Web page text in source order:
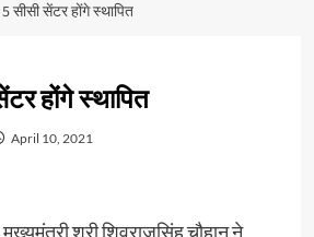
सीसी सेंटर होंगे स्थापित
होंगे स्थापित
April 10, 2021
श्री शिवराजसिंह चौहान ने